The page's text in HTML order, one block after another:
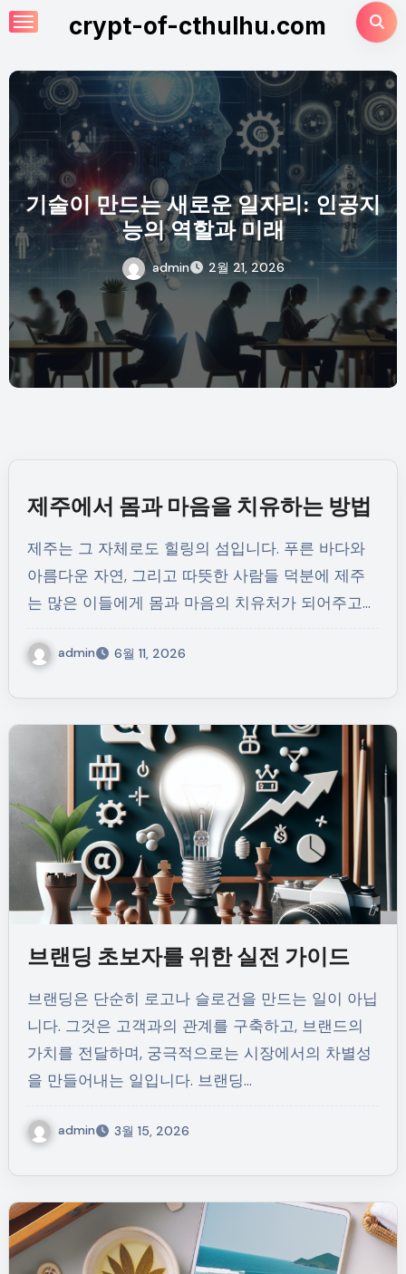
Skip
to
crypt-of-cthulhu.com
기술이 만드는 새로운 일자리: 인공지
능의 역할과 미래
admin 2월 21, 2026
제주에서 몸과 마음을 치유하는 방법
제주는 그 자체로도 힐링의 섬입니다. 푸른 바다와
아름다운 자연, 그리고 따뜻한 사람들 덕분에 제주
는 많은 이들에게 몸과 마음의 치유처가 되어주고…
admin 6월 11, 2026
브랜딩 초보자를 위한 실전 가이드
브랜딩은 단순히 로고나 슬로건을 만드는 일이 아닙
니다. 그것은 고객과의 관계를 구축하고, 브랜드의
가치를 전달하며, 궁극적으로는 시장에서의 차별성
을 만들어내는 일입니다. 브랜딩…
admin 3월 15, 2026